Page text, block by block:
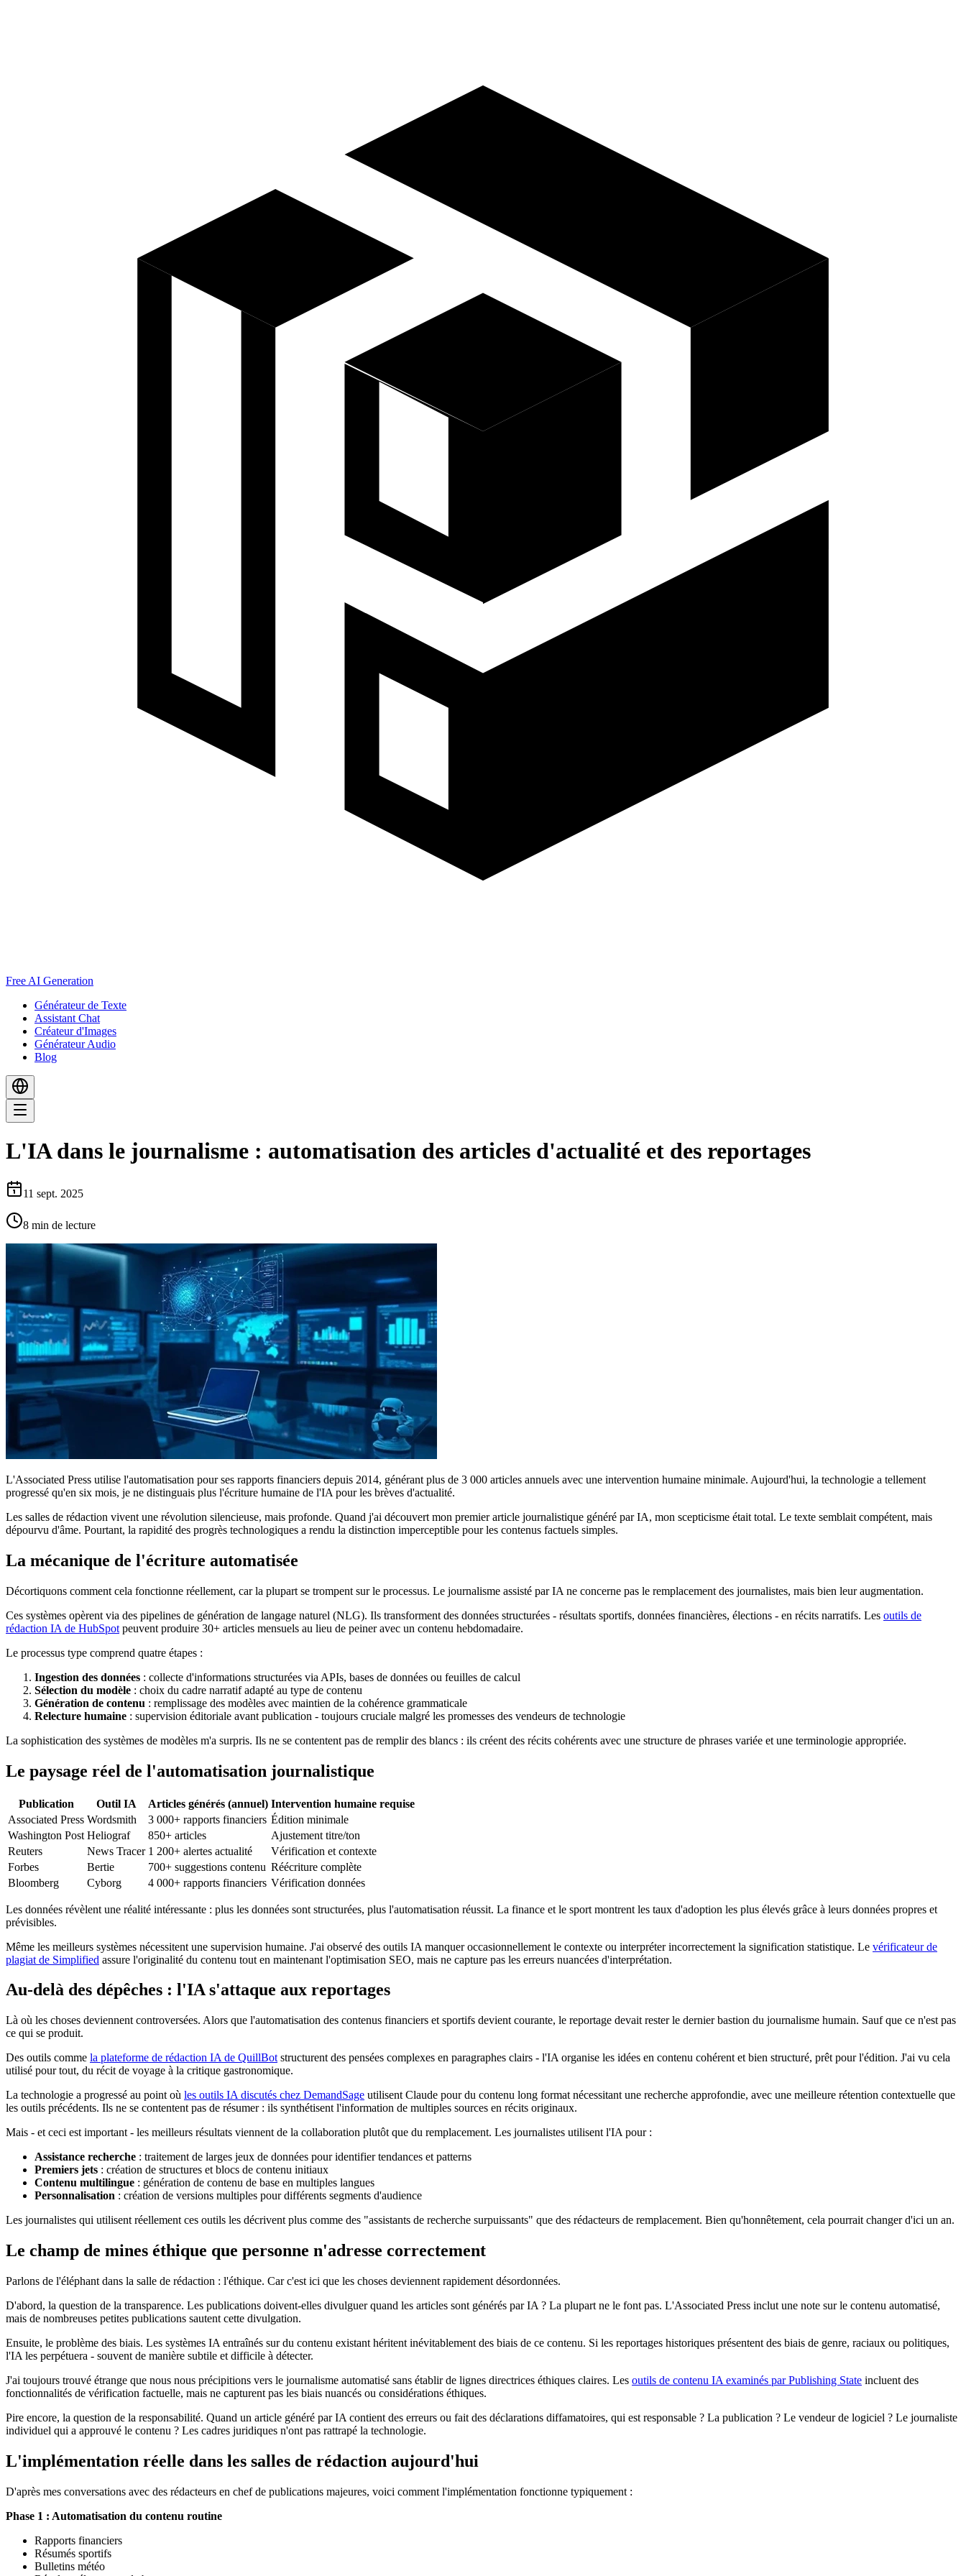
Free AI Generation
Générateur de Texte
Assistant Chat
Créateur d'Images
Générateur Audio
Blog
L'IA dans le journalisme : automatisation des articles d'actualité et des reportages
11 sept. 2025
8 min de lecture
L'Associated Press utilise l'automatisation pour ses rapports financiers depuis 2014, générant plus de 3 000 articles annuels avec une intervention humaine minimale. Aujourd'hui, la technologie a tellement
progressé qu'en six mois, je ne distinguais plus l'écriture humaine de l'IA pour les brèves d'actualité.
Les salles de rédaction vivent une révolution silencieuse, mais profonde. Quand j'ai découvert mon premier article journalistique généré par IA, mon scepticisme était total. Le texte semblait compétent, mais
dépourvu d'âme. Pourtant, la rapidité des progrès technologiques a rendu la distinction imperceptible pour les contenus factuels simples.
La mécanique de l'écriture automatisée
Décortiquons comment cela fonctionne réellement, car la plupart se trompent sur le processus. Le journalisme assisté par IA ne concerne pas le remplacement des journalistes, mais bien leur augmentation.
Ces systèmes opèrent via des pipelines de génération de langage naturel (NLG). Ils transforment des données structurées - résultats sportifs, données financières, élections - en récits narratifs. Les outils de
rédaction IA de HubSpot peuvent produire 30+ articles mensuels au lieu de peiner avec un contenu hebdomadaire.
Le processus type comprend quatre étapes :
Ingestion des données : collecte d'informations structurées via APIs, bases de données ou feuilles de calcul
Sélection du modèle : choix du cadre narratif adapté au type de contenu
Génération de contenu : remplissage des modèles avec maintien de la cohérence grammaticale
Relecture humaine : supervision éditoriale avant publication - toujours cruciale malgré les promesses des vendeurs de technologie
La sophistication des systèmes de modèles m'a surpris. Ils ne se contentent pas de remplir des blancs : ils créent des récits cohérents avec une structure de phrases variée et une terminologie appropriée.
Le paysage réel de l'automatisation journalistique
Publication Outil IA Articles générés (annuel) Intervention humaine requise
Associated Press Wordsmith 3 000+ rapports financiers Édition minimale
Washington Post Heliograf 850+ articles
Ajustement titre/ton
Reuters
News Tracer 1 200+ alertes actualité
Vérification et contexte
Forbes
Bertie 700+ suggestions contenu Réécriture complète
Bloomberg
Cyborg 4 000+ rapports financiers Vérification données
Les données révèlent une réalité intéressante : plus les données sont structurées, plus l'automatisation réussit. La finance et le sport montrent les taux d'adoption les plus élevés grâce à leurs données propres et
prévisibles.
Même les meilleurs systèmes nécessitent une supervision humaine. J'ai observé des outils IA manquer occasionnellement le contexte ou interpréter incorrectement la signification statistique. Le vérificateur de
plagiat de Simplified assure l'originalité du contenu tout en maintenant l'optimisation SEO, mais ne capture pas les erreurs nuancées d'interprétation.
Au-delà des dépêches : l'IA s'attaque aux reportages
Là où les choses deviennent controversées. Alors que l'automatisation des contenus financiers et sportifs devient courante, le reportage devait rester le dernier bastion du journalisme humain. Sauf que ce n'est pas
ce qui se produit.
Des outils comme la plateforme de rédaction IA de QuillBot structurent des pensées complexes en paragraphes clairs - l'IA organise les idées en contenu cohérent et bien structuré, prêt pour l'édition. J'ai vu cela
utilisé pour tout, du récit de voyage à la critique gastronomique.
La technologie a progressé au point où les outils IA discutés chez DemandSage utilisent Claude pour du contenu long format nécessitant une recherche approfondie, avec une meilleure rétention contextuelle que
les outils précédents. Ils ne se contentent pas de résumer : ils synthétisent l'information de multiples sources en récits originaux.
Mais - et ceci est important - les meilleurs résultats viennent de la collaboration plutôt que du remplacement. Les journalistes utilisent l'IA pour :
Assistance recherche : traitement de larges jeux de données pour identifier tendances et patterns
Premiers jets : création de structures et blocs de contenu initiaux
Contenu multilingue : génération de contenu de base en multiples langues
Personnalisation : création de versions multiples pour différents segments d'audience
Les journalistes qui utilisent réellement ces outils les décrivent plus comme des "assistants de recherche surpuissants" que des rédacteurs de remplacement. Bien qu'honnêtement, cela pourrait changer d'ici un an.
Le champ de mines éthique que personne n'adresse correctement
Parlons de l'éléphant dans la salle de rédaction : l'éthique. Car c'est ici que les choses deviennent rapidement désordonnées.
D'abord, la question de la transparence. Les publications doivent-elles divulguer quand les articles sont générés par IA ? La plupart ne le font pas. L'Associated Press inclut une note sur le contenu automatisé,
mais de nombreuses petites publications sautent cette divulgation.
Ensuite, le problème des biais. Les systèmes IA entraînés sur du contenu existant héritent inévitablement des biais de ce contenu. Si les reportages historiques présentent des biais de genre, raciaux ou politiques,
l'IA les perpétuera - souvent de manière subtile et difficile à détecter.
J'ai toujours trouvé étrange que nous nous précipitions vers le journalisme automatisé sans établir de lignes directrices éthiques claires. Les outils de contenu IA examinés par Publishing State incluent des
fonctionnalités de vérification factuelle, mais ne capturent pas les biais nuancés ou considérations éthiques.
Pire encore, la question de la responsabilité. Quand un article généré par IA contient des erreurs ou fait des déclarations diffamatoires, qui est responsable ? La publication ? Le vendeur de logiciel ? Le journaliste
individuel qui a approuvé le contenu ? Les cadres juridiques n'ont pas rattrapé la technologie.
L'implémentation réelle dans les salles de rédaction aujourd'hui
D'après mes conversations avec des rédacteurs en chef de publications majeures, voici comment l'implémentation fonctionne typiquement :
Phase 1 : Automatisation du contenu routine
Rapports financiers
Résumés sportifs
Bulletins météo